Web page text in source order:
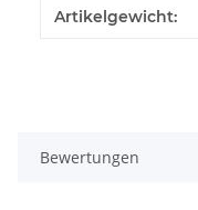
Produkteigenschaft
Wert
Artikelgewicht:
Bewertungen